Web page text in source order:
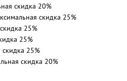
скидка 20%
скидка 25%
25%
25%
скидка 25%
скидка 20%